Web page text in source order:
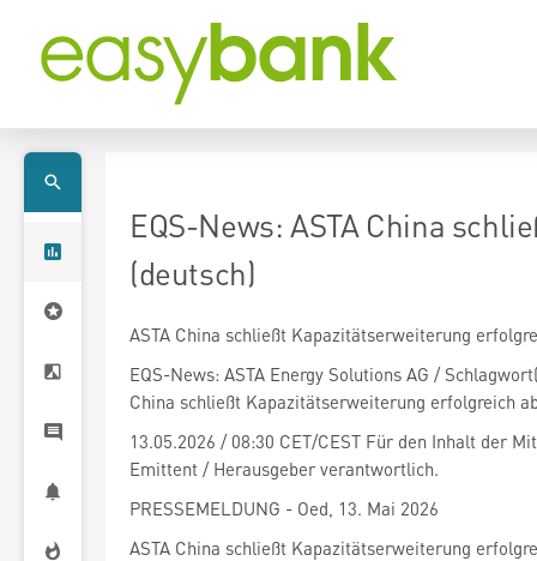
EQS-News: ASTA China
(deutsch)
ASTA China schließt Kapazitätserweiterung
EQS-News: ASTA Energy Solutions AG /
China schließt Kapazitätserweiterung erfolgreich
13.05.2026 / 08:30 CET/CEST Für den Inhalt der
Emittent / Herausgeber verantwortlich.
PRESSEMELDUNG - Oed, 13. Mai 2026
ASTA China schließt Kapazitätserweiterung